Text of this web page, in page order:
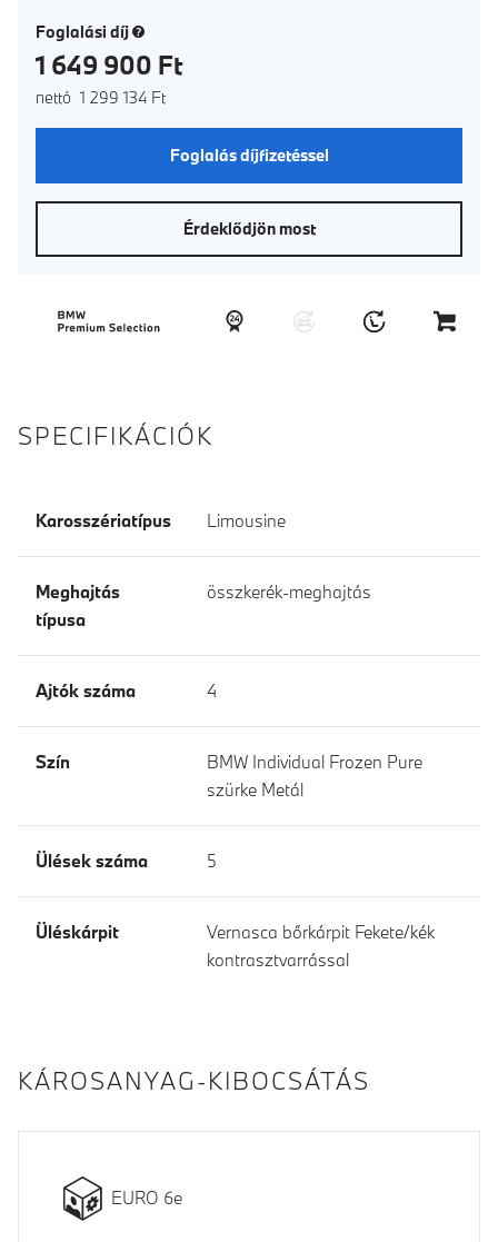
Foglalási díj (új ablak)
1 649 900 Ft
nettó 1 299 134 Ft
Foglalás díjfizetéssel
Érdeklődjön most
SPECIFIKÁCIÓK
Karosszériatípus Limousine
Meghajtás
típusa
összkerék-meghajtás
Ajtók száma 4
Szín
BMW Individual Frozen Pure
szürke Metál
Ülések száma 5
Üléskárpit
Vernasca bőrkárpit Fekete/kék
kontrasztvarrással
KÁROSANYAG-KIBOCSÁTÁS
EURO 6e